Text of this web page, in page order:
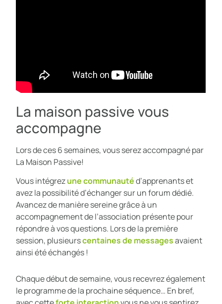
La maison passive vous
accompagne
Lors de ces 6 semaines, vous serez accompagné par
La Maison Passive!
Vous intégrezune communautéd’apprenants et
avez la possibilité d’échanger sur un forum dédié.
Avancez de manière sereine grâce à un
accompagnement de l’association présente pour
répondre à vos questions. Lors de la première
session, plusieurscentaines de messagesavaient
ainsi été échangés !
Chaque début de semaine, vous recevrez également
le programme de la prochaine séquence… En bref,